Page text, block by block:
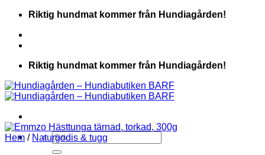
Skip
content
Riktig hundmat kommer från Hundiagården!
Riktig hundmat kommer från Hundiagården!
Sök
efter:
Hem / Naturgodis & tugg